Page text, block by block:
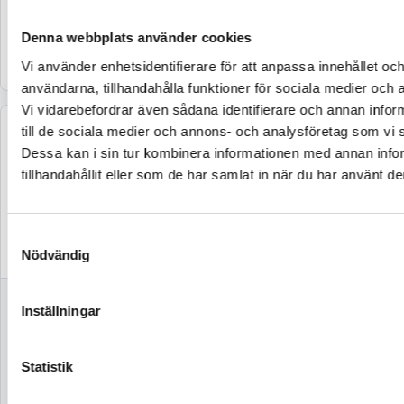
Denna webbplats använder cookies
Vi använder enhetsidentifierare för att anpassa innehållet
användarna, tillhandahålla funktioner för sociala medier och
Vi vidarebefordrar även sådana identifierare och annan
till de sociala medier och annons- och analysföretag som vi
Dessa kan i sin tur kombinera informationen med annan
tillhandahållit eller som de har samlat in när du har använt
Nödvändig
Inställningar
Statistik
KOPPLING
310MM CIH